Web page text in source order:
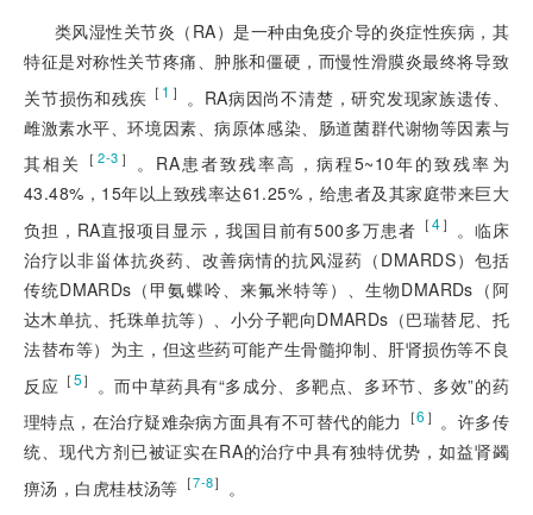
类风湿性关节炎（RA）是一种由免疫介导的炎症性疾病，其
特征是对称性关节疼痛、肿胀和僵硬，而慢性滑膜炎最终将导致
关节损伤和残疾 ［ 1 ］
。RA病因尚不清楚，研究发现家族遗传、
雌激素水平、环境因素、病原体感染、肠道菌群代谢物等因素与
其相关 ［2-3 ］ 。RA患者致残率高，病程5~10年的致残率为
43.48%，15年以上致残率达61.25%，给患者及其家庭带来巨大
负担，RA直报项目显示，我国目前有500多万患者 ［4］
。临床
治疗以非甾体抗炎药、改善病情的抗风湿药（DMARDS）包括
传统DMARDs（甲氨蝶呤、来氟米特等）、生物DMARDs（阿
达木单抗、托珠单抗等）、小分子靶向DMARDs（巴瑞替尼、托
法替布等）为主，但这些药可能产生骨髓抑制、肝肾损伤等不良
反应 ［5］
。而中草药具有“多成分、多靶点、多环节、多效”的药
理特点，在治疗疑难杂病方面具有不可替代的能力
［6 ］ 。许多传
统、现代方剂已被证实在RA的治疗中具有独特优势，如益肾蠲
痹汤，白虎桂枝汤等 ［7-8］
。